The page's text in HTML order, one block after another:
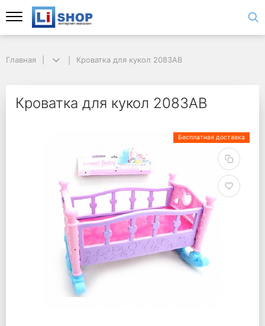
Главная Кроватка для кукол 2083AB
Кроватка для кукол 2083AB
Бесплатная доставка